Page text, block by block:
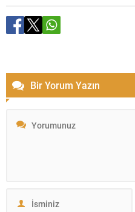
Bir Yorum Yazın